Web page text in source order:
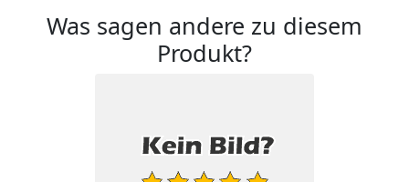
Was sagen andere zu diesem
Produkt?